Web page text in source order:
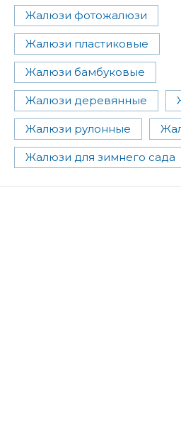
Жалюзи фотожалюзи
Жалюзи пластиковые
Жалюзи бамбуковые
Жалюзи деревянные
Жалюзи рулонные
Жалюзи для зимнего сада